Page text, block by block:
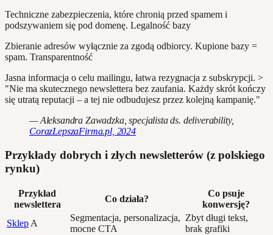
Techniczne zabezpieczenia, które chronią przed spamem i
podszywaniem się pod domenę. Legalność bazy
Zbieranie adresów wyłącznie za zgodą odbiorcy. Kupione bazy =
spam. Transparentność
Jasna informacja o celu mailingu, łatwa rezygnacja z subskrypcji. >
"Nie ma skutecznego newslettera bez zaufania. Każdy skrót kończy
się utratą reputacji – a tej nie odbudujesz przez kolejną kampanię."
— Aleksandra Zawadzka, specjalista ds. deliverability,
CorazLepszaFirma.pl, 2024
Przykłady dobrych i złych newsletterów (z polskiego
rynku)
Przykład
newslettera
Co działa?
Co psuje
konwersję?
SklepA
Segmentacja, personalizacja,
mocne CTA
Zbyt długi tekst,
brak grafiki